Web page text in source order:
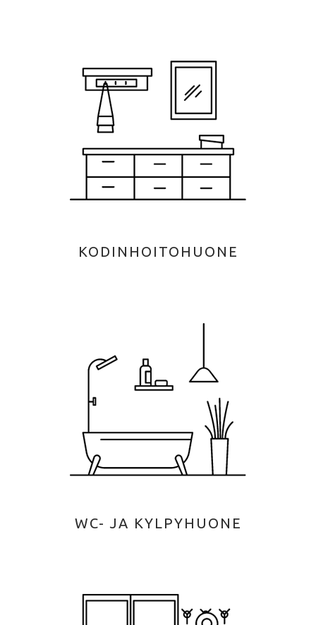
KODINHOITOHUONE
WC- JA KYLPYHUONE